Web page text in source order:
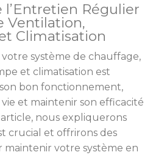
l’Entretien Régulier
Ventilation,
Climatisation
système de chauffage,
et climatisation est
bon fonctionnement,
et maintenir son efficacité
nous expliquerons
crucial et offrirons des
maintenir votre système en